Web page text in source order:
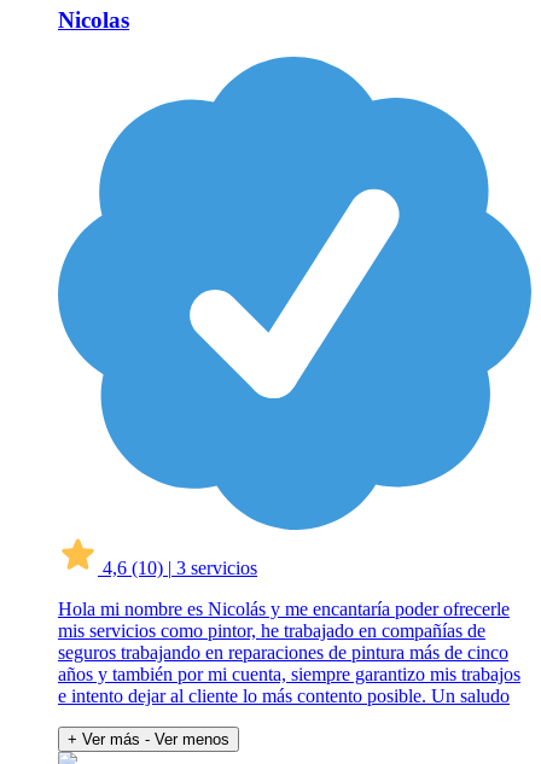
Nicolas
4,6 (10) | 3 servicios
Hola mi nombre es Nicolás y me encantaría poder ofrecerle
mis servicios como pintor, he trabajado en compañías de
seguros trabajando en reparaciones de pintura más de cinco
años y también por mi cuenta, siempre garantizo mis trabajos
e intento dejar al cliente lo más contento posible. Un saludo
+ Ver más - Ver menos